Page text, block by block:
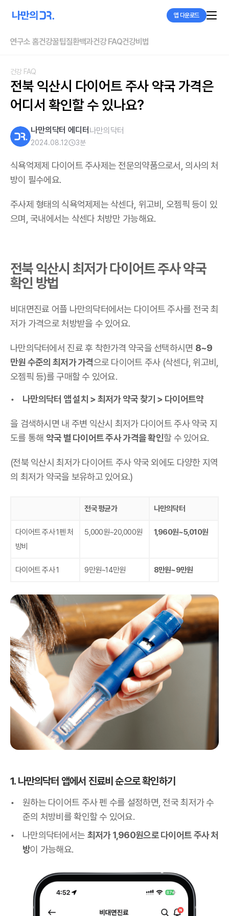
앱 다운로드
연구소 홈건강꿀팁질환백과건강 FAQ건강비법
건강 FAQ
전북 익산시 다이어트 주사 약국 가격은
어디서 확인할 수 있나요?
나만의닥터 에디터 나만의닥터
2024.08.12 3분
식욕억제제 다이어트 주사제는 전문의약품으로서, 의사의 처
방이 필수에요.
주사제 형태의 식욕억제제는 삭센다, 위고비, 오젬픽 등이 있
으며,국내에서는 삭센다 처방만 가능해요.
전북 익산시 최저가 다이어트 주사 약국
확인 방법
비대면진료 어플 나만의닥터에서는 다이어트 주사를 전국 최
저가 가격으로 처방받을 수 있어요.
나만의닥터에서 진료 후 착한가격 약국을 선택하시면 8~9
만원 수준의 최저가 가격으로 다이어트 주사 (삭센다, 위고비,
오젬픽 등)를 구매할 수 있어요.
나만의닥터 앱 설치 > 최저가 약국 찾기 > 다이어트약
을 검색하시면 내 주변 익산시 최저가 다이어트 주사 약국 지
도를 통해 약국 별 다이어트 주사 가격을 확인할 수 있어요.
(전북 익산시 최저가 다이어트 주사 약국 외에도 다양한 지역
의 최저가 약국을 보유하고 있어요.)
전국 평균가 나만의닥터
다이어트 주사 1펜 처
방비
5,000원~20,000원 1,960원~5,010원
다이어트 주사 1 9만원~14만원 8만원~9만원
1. 나만의닥터 앱에서 진료비 순으로 확인하기
원하는 다이어트 주사 펜 수를 설정하면, 전국 최저가 수
준의 처방비를 확인할 수 있어요.
나만의닥터에서는 최저가 1,960원으로 다이어트 주사 처
방이 가능해요.